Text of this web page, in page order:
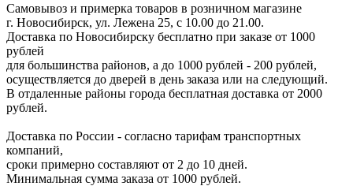
Самовывоз и примерка товаров в розничном магазине
г. Новосибирск, ул. Лежена 25, с 10.00 до 21.00.
Доставка по Новосибирску бесплатно при заказе от 1000
рублей
для большинства районов, а до 1000 рублей - 200 рублей,
осуществляется до дверей в день заказа или на следующий.
В отдаленные районы города бесплатная доставка от 2000
рублей.
Доставка по России - согласно тарифам транспортных
компаний,
сроки примерно составляют от 2 до 10 дней.
Минимальная сумма заказа от 1000 рублей.